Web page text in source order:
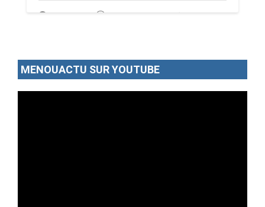
22/02/25 Par MenouActu 0
MENOUACTU SUR YOUTUBE